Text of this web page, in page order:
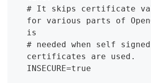
# It skips certificate
for various parts of
is
# needed when self signed
certificates are used.
INSECURE=true